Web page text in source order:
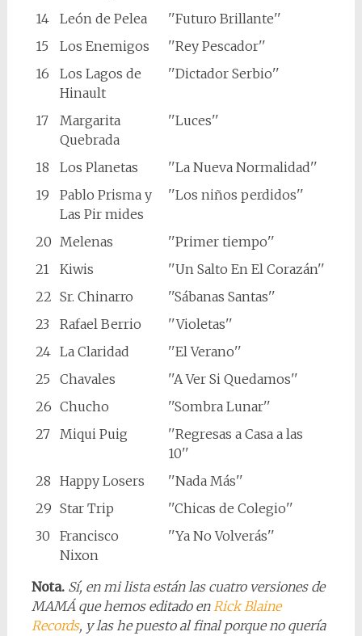
14
León de Pelea
''Futuro Brillante''
15
Los Enemigos
''Rey Pescador''
16
Los Lagos de
Hinault
''Dictador Serbio''
17
Margarita
Quebrada
''Luces''
18 Los Planetas
''La Nueva Normalidad''
19
Pablo Prisma y
Las Pir mides
''Los niños perdidos''
20 Melenas
''Primer tiempo''
21
Kiwis
''Un Salto En El Corazán''
22 Sr. Chinarro
''Sábanas Santas''
23
Rafael Berrio
''Violetas''
24 La Claridad
''El Verano''
25
Chavales
''A Ver Si Quedamos''
26 Chucho
''Sombra Lunar''
27
Miqui Puig
''Regresas a Casa a las
10''
28 Happy Losers
''Nada Más''
29 Star Trip
''Chicas de Colegio''
30
Francisco
Nixon
''Ya No Volverás''
Nota.Sí, en mi lista están las cuatro versiones de
MAMÁ que hemos editado enRick Blaine
Records, y las he puesto al final porque no quería